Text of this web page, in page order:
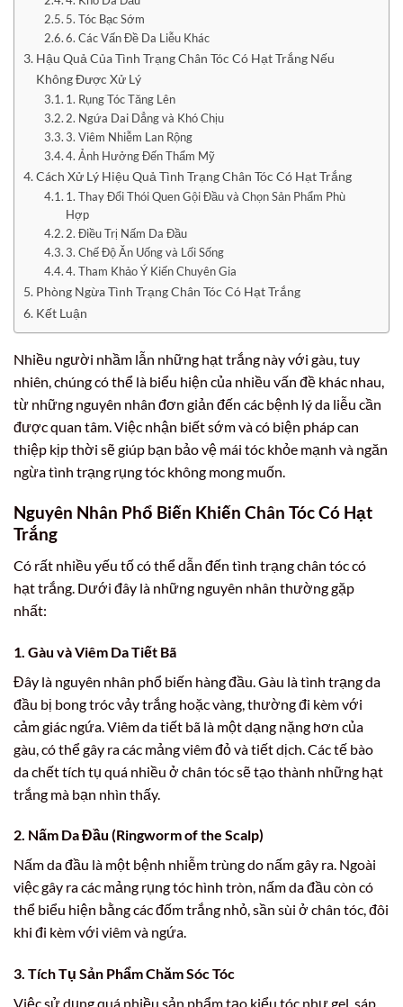
5. Tóc Bạc Sớm
6. Các Vấn Đề Da Liễu Khác
Hậu Quả Của Tình Trạng Chân Tóc Có Hạt Trắng Nếu
Không Được Xử Lý
1. Rụng Tóc Tăng Lên
2. Ngứa Dai Dẳng và Khó Chịu
3. Viêm Nhiễm Lan Rộng
4. Ảnh Hưởng Đến Thẩm Mỹ
Cách Xử Lý Hiệu Quả Tình Trạng Chân Tóc Có Hạt Trắng
1. Thay Đổi Thói Quen Gội Đầu và Chọn Sản Phẩm Phù
Hợp
2. Điều Trị Nấm Da Đầu
3. Chế Độ Ăn Uống và Lối Sống
4. Tham Khảo Ý Kiến Chuyên Gia
Phòng Ngừa Tình Trạng Chân Tóc Có Hạt Trắng
Kết Luận
Nhiều người nhầm lẫn những hạt trắng này với gàu, tuy
nhiên, chúng có thể là biểu hiện của nhiều vấn đề khác nhau,
từ những nguyên nhân đơn giản đến các bệnh lý da liễu cần
được quan tâm. Việc nhận biết sớm và có biện pháp can
thiệp kịp thời sẽ giúp bạn bảo vệ mái tóc khỏe mạnh và ngăn
ngừa tình trạng rụng tóc không mong muốn.
Nguyên Nhân Phổ Biến Khiến Chân Tóc Có Hạt
Trắng
Có rất nhiều yếu tố có thể dẫn đến tình trạng chân tóc có
hạt trắng. Dưới đây là những nguyên nhân thường gặp
nhất:
1. Gàu và Viêm Da Tiết Bã
Đây là nguyên nhân phổ biến hàng đầu. Gàu là tình trạng da
đầu bị bong tróc vảy trắng hoặc vàng, thường đi kèm với
cảm giác ngứa. Viêm da tiết bã là một dạng nặng hơn của
gàu, có thể gây ra các mảng viêm đỏ và tiết dịch. Các tế bào
da chết tích tụ quá nhiều ở chân tóc sẽ tạo thành những hạt
trắng mà bạn nhìn thấy.
2. Nấm Da Đầu (Ringworm of the Scalp)
Nấm da đầu là một bệnh nhiễm trùng do nấm gây ra. Ngoài
việc gây ra các mảng rụng tóc hình tròn, nấm da đầu còn có
thể biểu hiện bằng các đốm trắng nhỏ, sần sùi ở chân tóc, đôi
khi đi kèm với viêm và ngứa.
3. Tích Tụ Sản Phẩm Chăm Sóc Tóc
Việc sử dụng quá nhiều sản phẩm tạo kiểu tóc như gel, sáp,